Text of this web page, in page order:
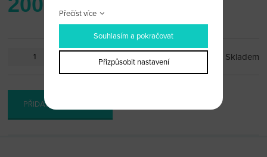
Skladem
PŘIDAT DO KOŠÍKU
Přečíst více
Souhlasím a pokračovat
Přizpůsobit nastavení